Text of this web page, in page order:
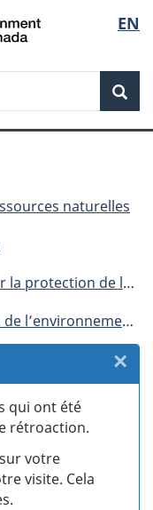
de
la
EN
naturelles
de l’environnement
: historique
qui ont été
rétroaction.
votre
visite. Cela
×